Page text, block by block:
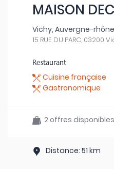
MAISON
Vichy, Auvergne-
15 RUE DU PARC, 03200
Restaurant
Cuisine française
Gastronomique
2 offres disponibles
Distance: 51 km